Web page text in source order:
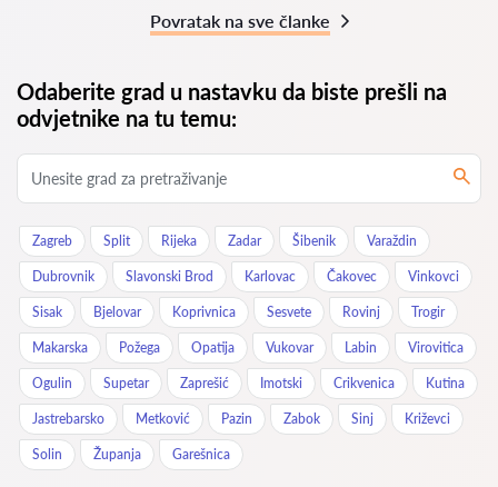
Povratak na sve članke
Odaberite grad u nastavku da biste prešli na
odvjetnike na tu temu:
Zagreb Split Rijeka Zadar Šibenik Varaždin
Dubrovnik Slavonski Brod Karlovac Čakovec Vinkovci
Sisak Bjelovar Koprivnica Sesvete Rovinj Trogir
Makarska Požega Opatija Vukovar Labin Virovitica
Ogulin Supetar Zaprešić Imotski Crikvenica Kutina
Jastrebarsko Metković Pazin Zabok Sinj Križevci
Solin Županja Garešnica